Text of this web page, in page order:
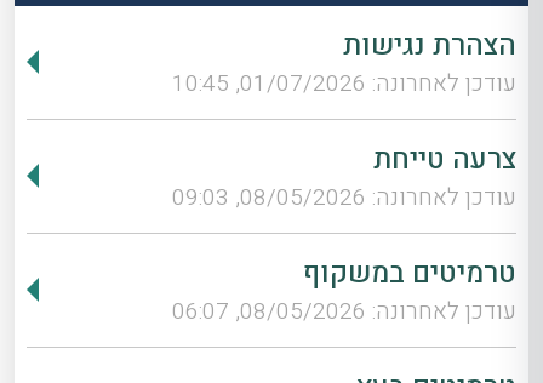
הצהרת נגישות
עודכן לאחרונה: 01/07/2026, 10:45
צרעה טייחת
עודכן לאחרונה: 08/05/2026, 09:03
טרמיטים במשקוף
עודכן לאחרונה: 08/05/2026, 06:07